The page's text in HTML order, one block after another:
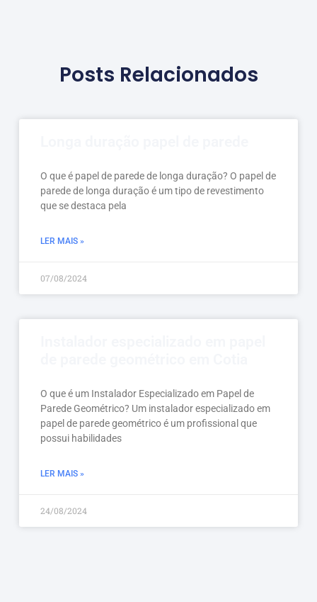
Posts Relacionados
O que é papel de parede de longa duração? O papel de
parede de longa duração é um tipo de revestimento
que se destaca pela
LER MAIS »
07/08/2024
O que é um Instalador Especializado em Papel de
Parede Geométrico? Um instalador especializado em
papel de parede geométrico é um profissional que
possui habilidades
LER MAIS »
24/08/2024